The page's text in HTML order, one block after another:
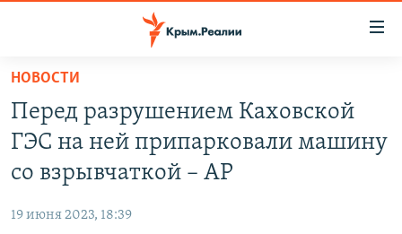
Вернуться
основному
содержанию
главной
СПЕЦПРОЕКТЫ
11 ЛЕТ ОККУПАЦИИ КРЫМА. 11 ИСТОРИЙ СОПРОТИВЛЕНИЯ
ЕЩЕ
НОВОСТИ
Перед разрушением Каховской
ГЭС на ней припарковали машину
со взрывчаткой – AP
19 июня 2023, 18:39